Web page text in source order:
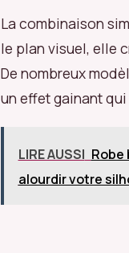
La combinaison
le plan visuel, elle
De nombreux
un effet gainant
LIRE AUSSI Robe
alourdir votre